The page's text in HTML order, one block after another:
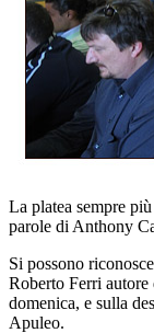
La platea sempre
parole di Anthony
Si possono
Roberto Ferri autore
domenica, e sulla
Apuleo.